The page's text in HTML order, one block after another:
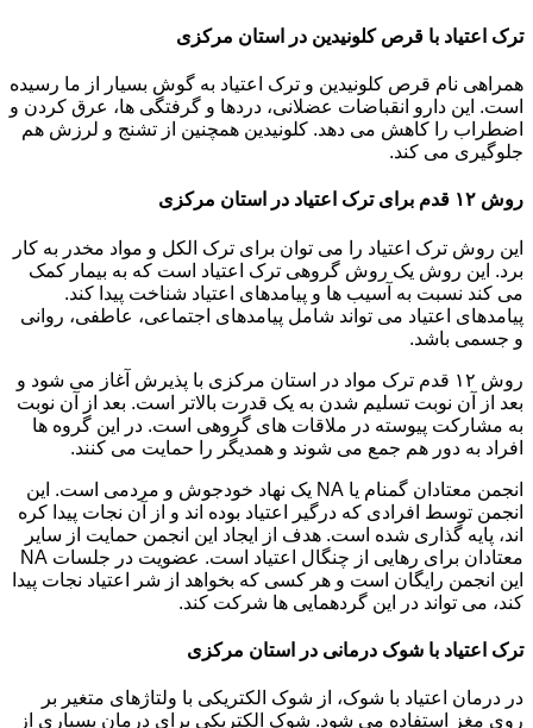
ترک اعتیاد با قرص کلونیدین در استان مرکزی
همراهی نام قرص کلونیدین و ترک اعتیاد به گوش بسیار از ما رسیده
است. این دارو انقباضات عضلانی، دردها و گرفتگی ها، عرق کردن و
اضطراب را کاهش می دهد. کلونیدین همچنین از تشنج و لرزش هم
جلوگیری می کند.
روش ۱۲ قدم برای ترک اعتیاد در استان مرکزی
این روش ترک اعتیاد را می توان برای ترک الکل و مواد مخدر به کار
برد. این روش یک روش گروهی ترک اعتیاد است که به بیمار کمک
می کند نسبت به آسیب ها و پیامدهای اعتیاد شناخت پیدا کند.
پیامدهای اعتیاد می تواند شامل پیامدهای اجتماعی، عاطفی، روانی
و جسمی باشد.
روش ۱۲ قدم ترک مواد در استان مرکزی با پذیرش آغاز می شود و
بعد از آن نوبت تسلیم شدن به یک قدرت بالاتر است. بعد از آن نوبت
به مشارکت پیوسته در ملاقات های گروهی است. در این گروه ها
افراد به دور هم جمع می شوند و همدیگر را حمایت می کنند.
انجمن معتادان گمنام یا NA یک نهاد خودجوش و مردمی است. این
انجمن توسط افرادی که درگیر اعتیاد بوده اند و از آن نجات پیدا کره
اند، پایه گذاری شده است. هدف از ایجاد این انجمن حمایت از سایر
معتادان برای رهایی از چنگال اعتیاد است. عضویت در جلسات NA
این انجمن رایگان است و هر کسی که بخواهد از شر اعتیاد نجات پیدا
کند، می تواند در این گردهمایی ها شرکت کند.
ترک اعتیاد با شوک درمانی در استان مرکزی
در درمان اعتیاد با شوک، از شوک الکتریکی با ولتاژهای متغیر بر
روی مغز استفاده می شود. شوک الکتریکی برای درمان بسیاری از